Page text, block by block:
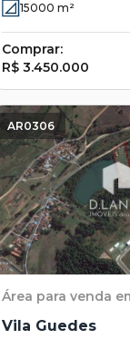
Limeira - SP
15000 m²
Comprar:
R$ 3.450.000
AR0306
Área para venda
Vila Guedes